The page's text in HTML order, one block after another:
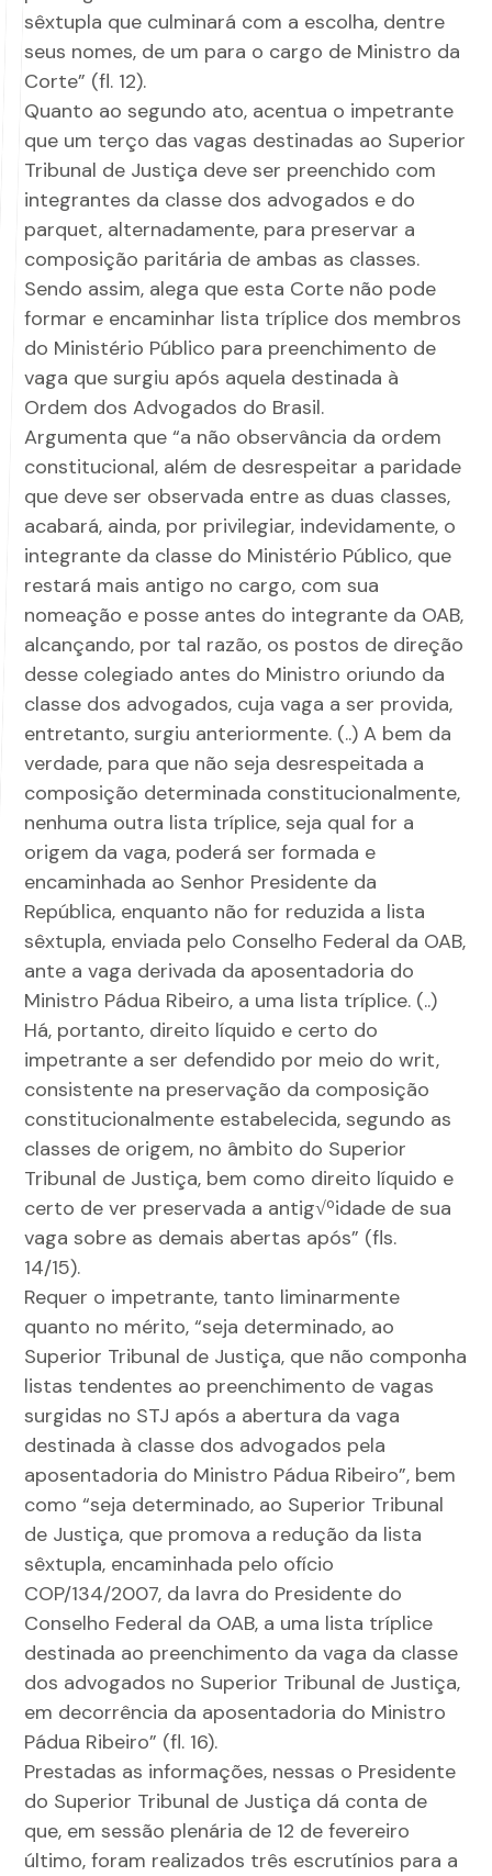
sêxtupla que culminará com a escolha, dentre
seus nomes, de um para o cargo de Ministro da
Corte” (fl. 12).
Quanto ao segundo ato, acentua o impetrante
que um terço das vagas destinadas ao Superior
Tribunal de Justiça deve ser preenchido com
integrantes da classe dos advogados e do
parquet, alternadamente, para preservar a
composição paritária de ambas as classes.
Sendo assim, alega que esta Corte não pode
formar e encaminhar lista tríplice dos membros
do Ministério Público para preenchimento de
vaga que surgiu após aquela destinada à
Ordem dos Advogados do Brasil.
Argumenta que “a não observância da ordem
constitucional, além de desrespeitar a paridade
que deve ser observada entre as duas classes,
acabará, ainda, por privilegiar, indevidamente, o
integrante da classe do Ministério Público, que
restará mais antigo no cargo, com sua
nomeação e posse antes do integrante da OAB,
alcançando, por tal razão, os postos de direção
desse colegiado antes do Ministro oriundo da
classe dos advogados, cuja vaga a ser provida,
entretanto, surgiu anteriormente. (..) A bem da
verdade, para que não seja desrespeitada a
composição determinada constitucionalmente,
nenhuma outra lista tríplice, seja qual for a
origem da vaga, poderá ser formada e
encaminhada ao Senhor Presidente da
República, enquanto não for reduzida a lista
sêxtupla, enviada pelo Conselho Federal da OAB,
ante a vaga derivada da aposentadoria do
Ministro Pádua Ribeiro, a uma lista tríplice. (..)
Há, portanto, direito líquido e certo do
impetrante a ser defendido por meio do writ,
consistente na preservação da composição
constitucionalmente estabelecida, segundo as
classes de origem, no âmbito do Superior
Tribunal de Justiça, bem como direito líquido e
certo de ver preservada a antig√ºidade de sua
vaga sobre as demais abertas após” (fls.
14/15).
Requer o impetrante, tanto liminarmente
quanto no mérito, “seja determinado, ao
Superior Tribunal de Justiça, que não componha
listas tendentes ao preenchimento de vagas
surgidas no STJ após a abertura da vaga
destinada à classe dos advogados pela
aposentadoria do Ministro Pádua Ribeiro”, bem
como “seja determinado, ao Superior Tribunal
de Justiça, que promova a redução da lista
sêxtupla, encaminhada pelo ofício
COP/134/2007, da lavra do Presidente do
Conselho Federal da OAB, a uma lista tríplice
destinada ao preenchimento da vaga da classe
dos advogados no Superior Tribunal de Justiça,
em decorrência da aposentadoria do Ministro
Pádua Ribeiro” (fl. 16).
Prestadas as informações, nessas o Presidente
do Superior Tribunal de Justiça dá conta de
que, em sessão plenária de 12 de fevereiro
último, foram realizados três escrutínios para a